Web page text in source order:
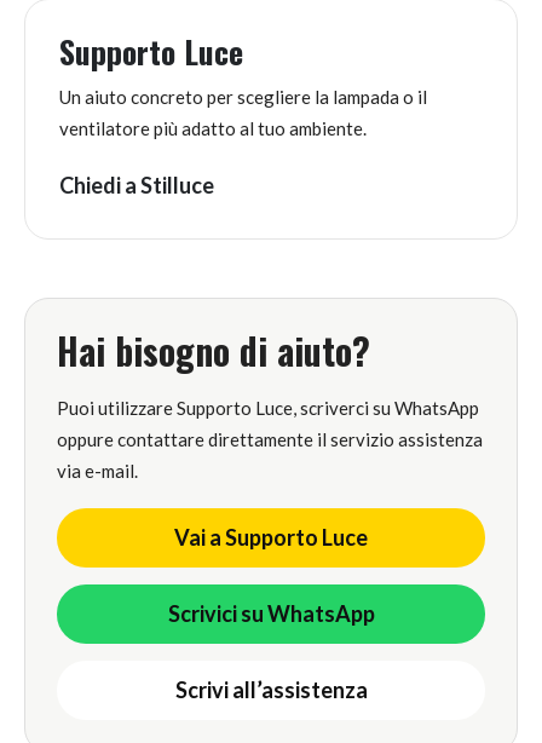
Supporto Luce
Un aiuto concreto per scegliere la lampada o il
ventilatore più adatto al tuo ambiente.
Chiedi a Stilluce
Hai bisogno di aiuto?
Puoi utilizzare Supporto Luce, scriverci su WhatsApp
oppure contattare direttamente il servizio assistenza
via e-mail.
Vai a Supporto Luce
Scrivici su WhatsApp
Scrivi all’assistenza